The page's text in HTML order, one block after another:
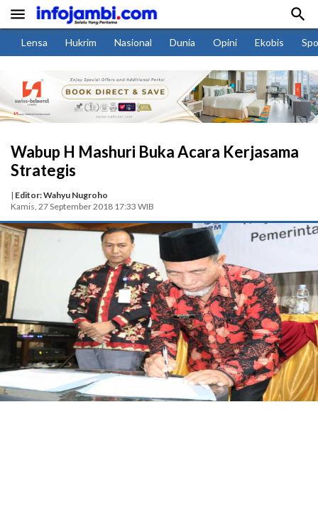
 
Lensa Hukrim Nasional Dunia Opini Ekobis
Wabup H Mashuri Buka Acara Kerjasama
Strategis
| Editor: Wahyu Nugroho
Kamis, 27 September 2018 17:33 WIB